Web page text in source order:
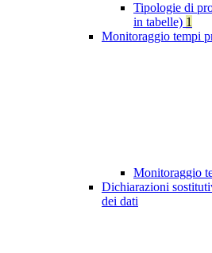
Tipologie di
in tabelle) 1
Monitoraggio tempi
Monitoraggio
Dichiarazioni
dei dati